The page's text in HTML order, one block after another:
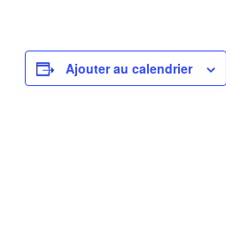
Ajouter au calendrier